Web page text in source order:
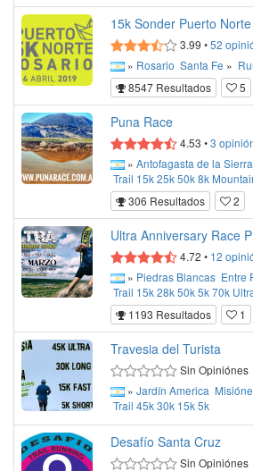
15k Sonder Puerto Norte
3.99 •52
» Rosario Santa Fe »
8547 Resultados
5
Puna Race
4.53 •3
» Antofagasta de la Sierra
Trail 15k25k50k8k
306 Resultados
2
Ultra Anniversary Race
4.72 • 12
» Piedras Blancas Entre
Trail 15k28k50k5k70k
1193 Resultados
1
Travesia del Turista
Sin Opiniónes
» Jardín America
Trail 45k30k 15k5k
Desafío Santa Cruz
Sin Opiniónes